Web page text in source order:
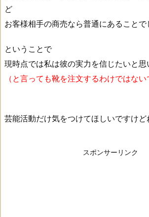
ど
お客様相手の商売なら普通にあることで
ということで
現時点では私は彼の実力を信じたいと思
（と言っても靴を注文するわけではない
芸能活動だけ気をつけてほしいですけど
スポンサーリンク